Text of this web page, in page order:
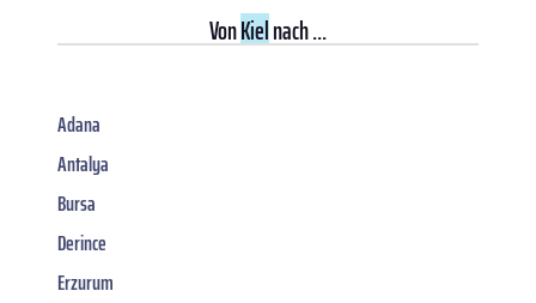
VonKielnach ...
Adana
Antalya
Bursa
Derince
Erzurum